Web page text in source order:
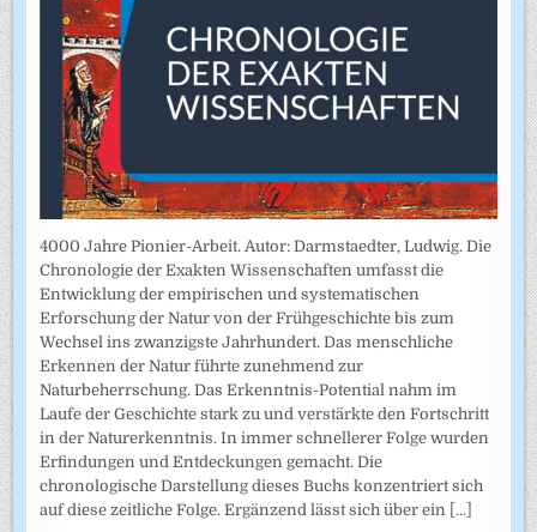
4000 Jahre Pionier-Arbeit. Autor: Darmstaedter, Ludwig. Die
Chronologie der Exakten Wissenschaften umfasst die
Entwicklung der empirischen und systematischen
Erforschung der Natur von der Frühgeschichte bis zum
Wechsel ins zwanzigste Jahrhundert. Das menschliche
Erkennen der Natur führte zunehmend zur
Naturbeherrschung. Das Erkenntnis-Potential nahm im
Laufe der Geschichte stark zu und verstärkte den Fortschritt
in der Naturerkenntnis. In immer schnellerer Folge wurden
Erfindungen und Entdeckungen gemacht. Die
chronologische Darstellung dieses Buchs konzentriert sich
auf diese zeitliche Folge. Ergänzend lässt sich über ein [...]